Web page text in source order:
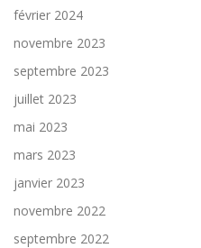
février 2024
novembre 2023
septembre 2023
juillet 2023
mai 2023
mars 2023
janvier 2023
novembre 2022
septembre 2022